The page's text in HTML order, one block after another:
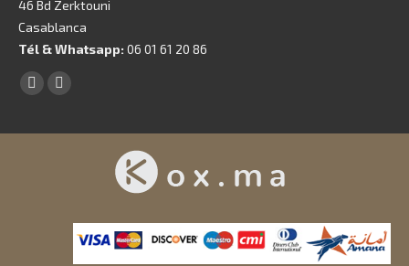
46 Bd Zerktouni
Casablanca
Tél & Whatsapp: 06 01 61 20 86
Trouvez nous sur :
Facebook
X